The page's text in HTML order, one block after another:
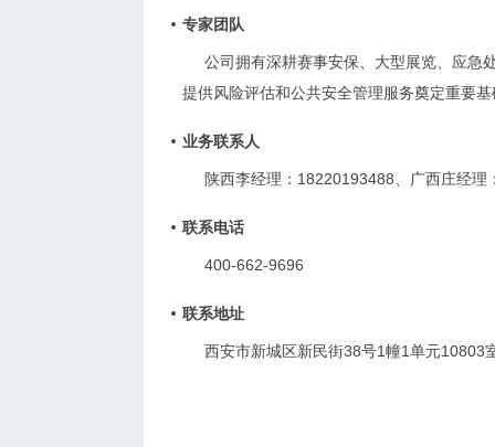
专家团队
公司拥有深耕赛事安保、大型展览、应急
提供风险评估和公共安全管理服务奠定重要基
业务联系人
陕西李经理：18220193488、广西庄经理
联系电话
400-662-9696
联系地址
西安市新城区新民街38号1幢1单元10803